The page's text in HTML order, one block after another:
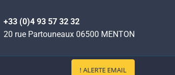
+33 (0)4 93 57 32 32
20 rue Partouneaux 06500 MENTON
! ALERTE EMAIL